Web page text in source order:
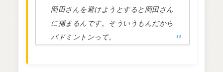
岡田さんを避けようとすると岡田さん
に捕まるんです。そういうもんだから
バドミントンって。